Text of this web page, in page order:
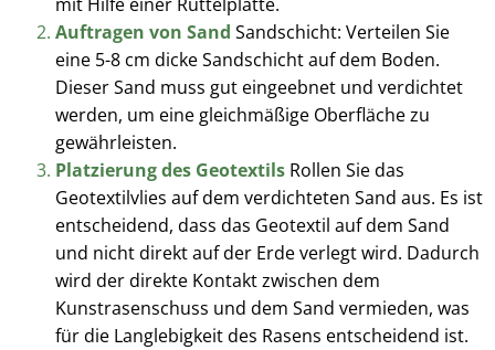
Auftragen von Sand Sandschicht: Verteilen Sie
eine 5-8 cm dicke Sandschicht auf dem Boden.
Dieser Sand muss gut eingeebnet und verdichtet
werden, um eine gleichmäßige Oberfläche zu
gewährleisten.
Platzierung des Geotextils Rollen Sie das
Geotextilvlies auf dem verdichteten Sand aus. Es ist
entscheidend, dass das Geotextil auf dem Sand
und nicht direkt auf der Erde verlegt wird. Dadurch
wird der direkte Kontakt zwischen dem
Kunstrasenschuss und dem Sand vermieden, was
für die Langlebigkeit des Rasens entscheidend ist.